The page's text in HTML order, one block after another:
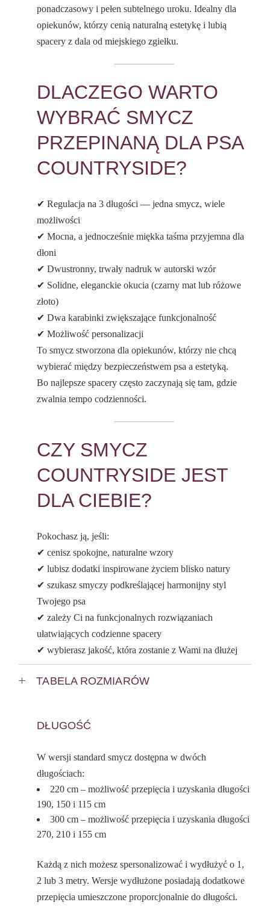
ponadczasowy i pełen subtelnego uroku. Idealny dla
opiekunów, którzy cenią naturalną estetykę i lubią
spacery z dala od miejskiego zgiełku.
DLACZEGO WARTO
WYBRAĆ SMYCZ
PRZEPINANĄ DLA PSA
COUNTRYSIDE?
✔ Regulacja na 3 długości — jedna smycz, wiele
możliwości
✔ Mocna, a jednocześnie miękka taśma przyjemna dla
dłoni
✔ Dwustronny, trwały nadruk w autorski wzór
✔ Solidne, eleganckie okucia (czarny mat lub różowe
złoto)
✔ Dwa karabinki zwiększające funkcjonalność
✔ Możliwość personalizacji
To smycz stworzona dla opiekunów, którzy nie chcą
wybierać między bezpieczeństwem psa a estetyką.
Bo najlepsze spacery często zaczynają się tam, gdzie
zwalnia tempo codzienności.
CZY SMYCZ
COUNTRYSIDE JEST
DLA CIEBIE?
Pokochasz ją, jeśli:
✔ cenisz spokojne, naturalne wzory
✔ lubisz dodatki inspirowane życiem blisko natury
✔ szukasz smyczy podkreślającej harmonijny styl
Twojego psa
✔ zależy Ci na funkcjonalnych rozwiązaniach
ułatwiających codzienne spacery
✔ wybierasz jakość, która zostanie z Wami na dłużej
TABELA ROZMIARÓW
DŁUGOŚĆ
W wersji standard smycz dostępna w dwóch
długościach:
220 cm – możliwość przepięcia i uzyskania długości
190, 150 i 115 cm
300 cm – możliwość przepięcia i uzyskania długości
270, 210 i 155 cm
Każdą z nich możesz spersonalizować i wydłużyć o 1,
2 lub 3 metry. Wersje wydłużone posiadają dodatkowe
przepięcia umieszczone proporcjonalnie do długości.